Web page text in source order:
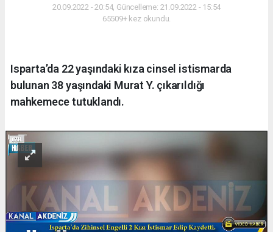
20.09.2022 - 20:54, Güncelleme: 21.09.2022 - 15:54
65509+ kez okundu.
Isparta’da 22 yaşındaki kıza cinsel istismarda
bulunan 38 yaşındaki Murat Y. çıkarıldığı
mahkemece tutuklandı.